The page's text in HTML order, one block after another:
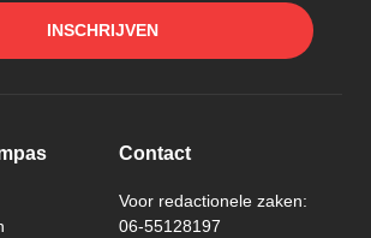
INSCHRIJVEN
Contact
Voor redactionele zaken:
06-55128197